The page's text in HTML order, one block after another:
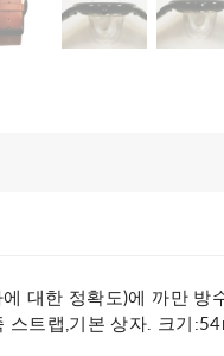
대한 정확도)에 까만
스트랩,기본 상자. 크기